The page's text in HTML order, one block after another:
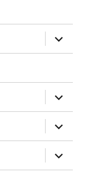
extinde
meniul
copil
extinde
meniul
copil
extinde
meniul
copil
extinde
meniul
copil